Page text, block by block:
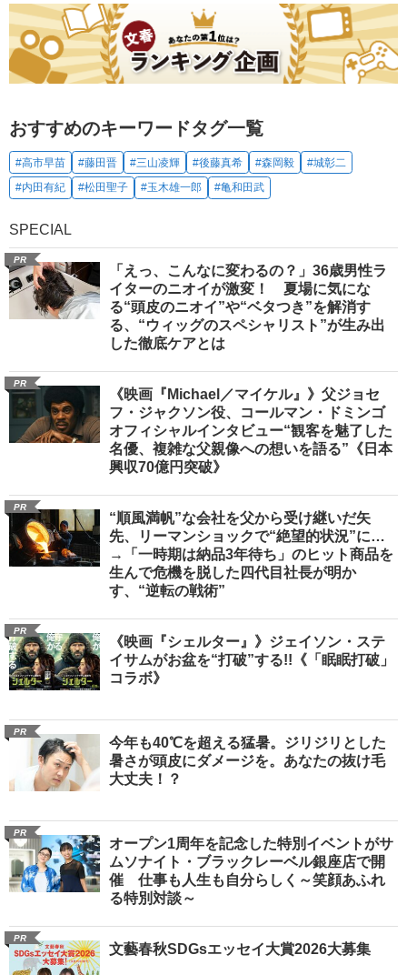
おすすめのキーワードタグ一覧
#高市早苗 #藤田晋 #三山凌輝 #後藤真希 #森岡毅
#城彰二
#内田有紀
#松田聖子 #玉木雄一郎 #亀和田武
SPECIAL
PR
「えっ、こんなに変わるの？」36歳男性ラ
イターのニオイが激変！ 夏場に気にな
る“頭皮のニオイ”や“ベタつき”を解消す
る、“ウィッグのスペシャリスト”が生み出
した徹底ケアとは
PR
《映画『Michael／マイケル』》父ジョセ
フ・ジャクソン役、コールマン・ドミンゴ
オフィシャルインタビュー“観客を魅了した
名優、複雑な父親像への想いを語る”《日本
興収70億円突破》
PR
“順風満帆”な会社を父から受け継いだ矢
先、リーマンショックで“絶望的状況”に…
→「一時期は納品3年待ち」のヒット商品を
生んで危機を脱した四代目社長が明か
す、“逆転の戦術”
PR
《映画『シェルター』》ジェイソン・ステ
イサムがお盆を“打破”する!!《「眠眠打破」
コラボ》
PR
今年も40℃を超える猛暑。ジリジリとした
暑さが頭皮にダメージを。あなたの抜け毛
大丈夫！？
PR
オープン1周年を記念した特別イベントがサ
ムソナイト・ブラックレーベル銀座店で開
催 仕事も人生も自分らしく～笑顔あふれ
る特別対談～
PR
文藝春秋SDGsエッセイ大賞2026大募集